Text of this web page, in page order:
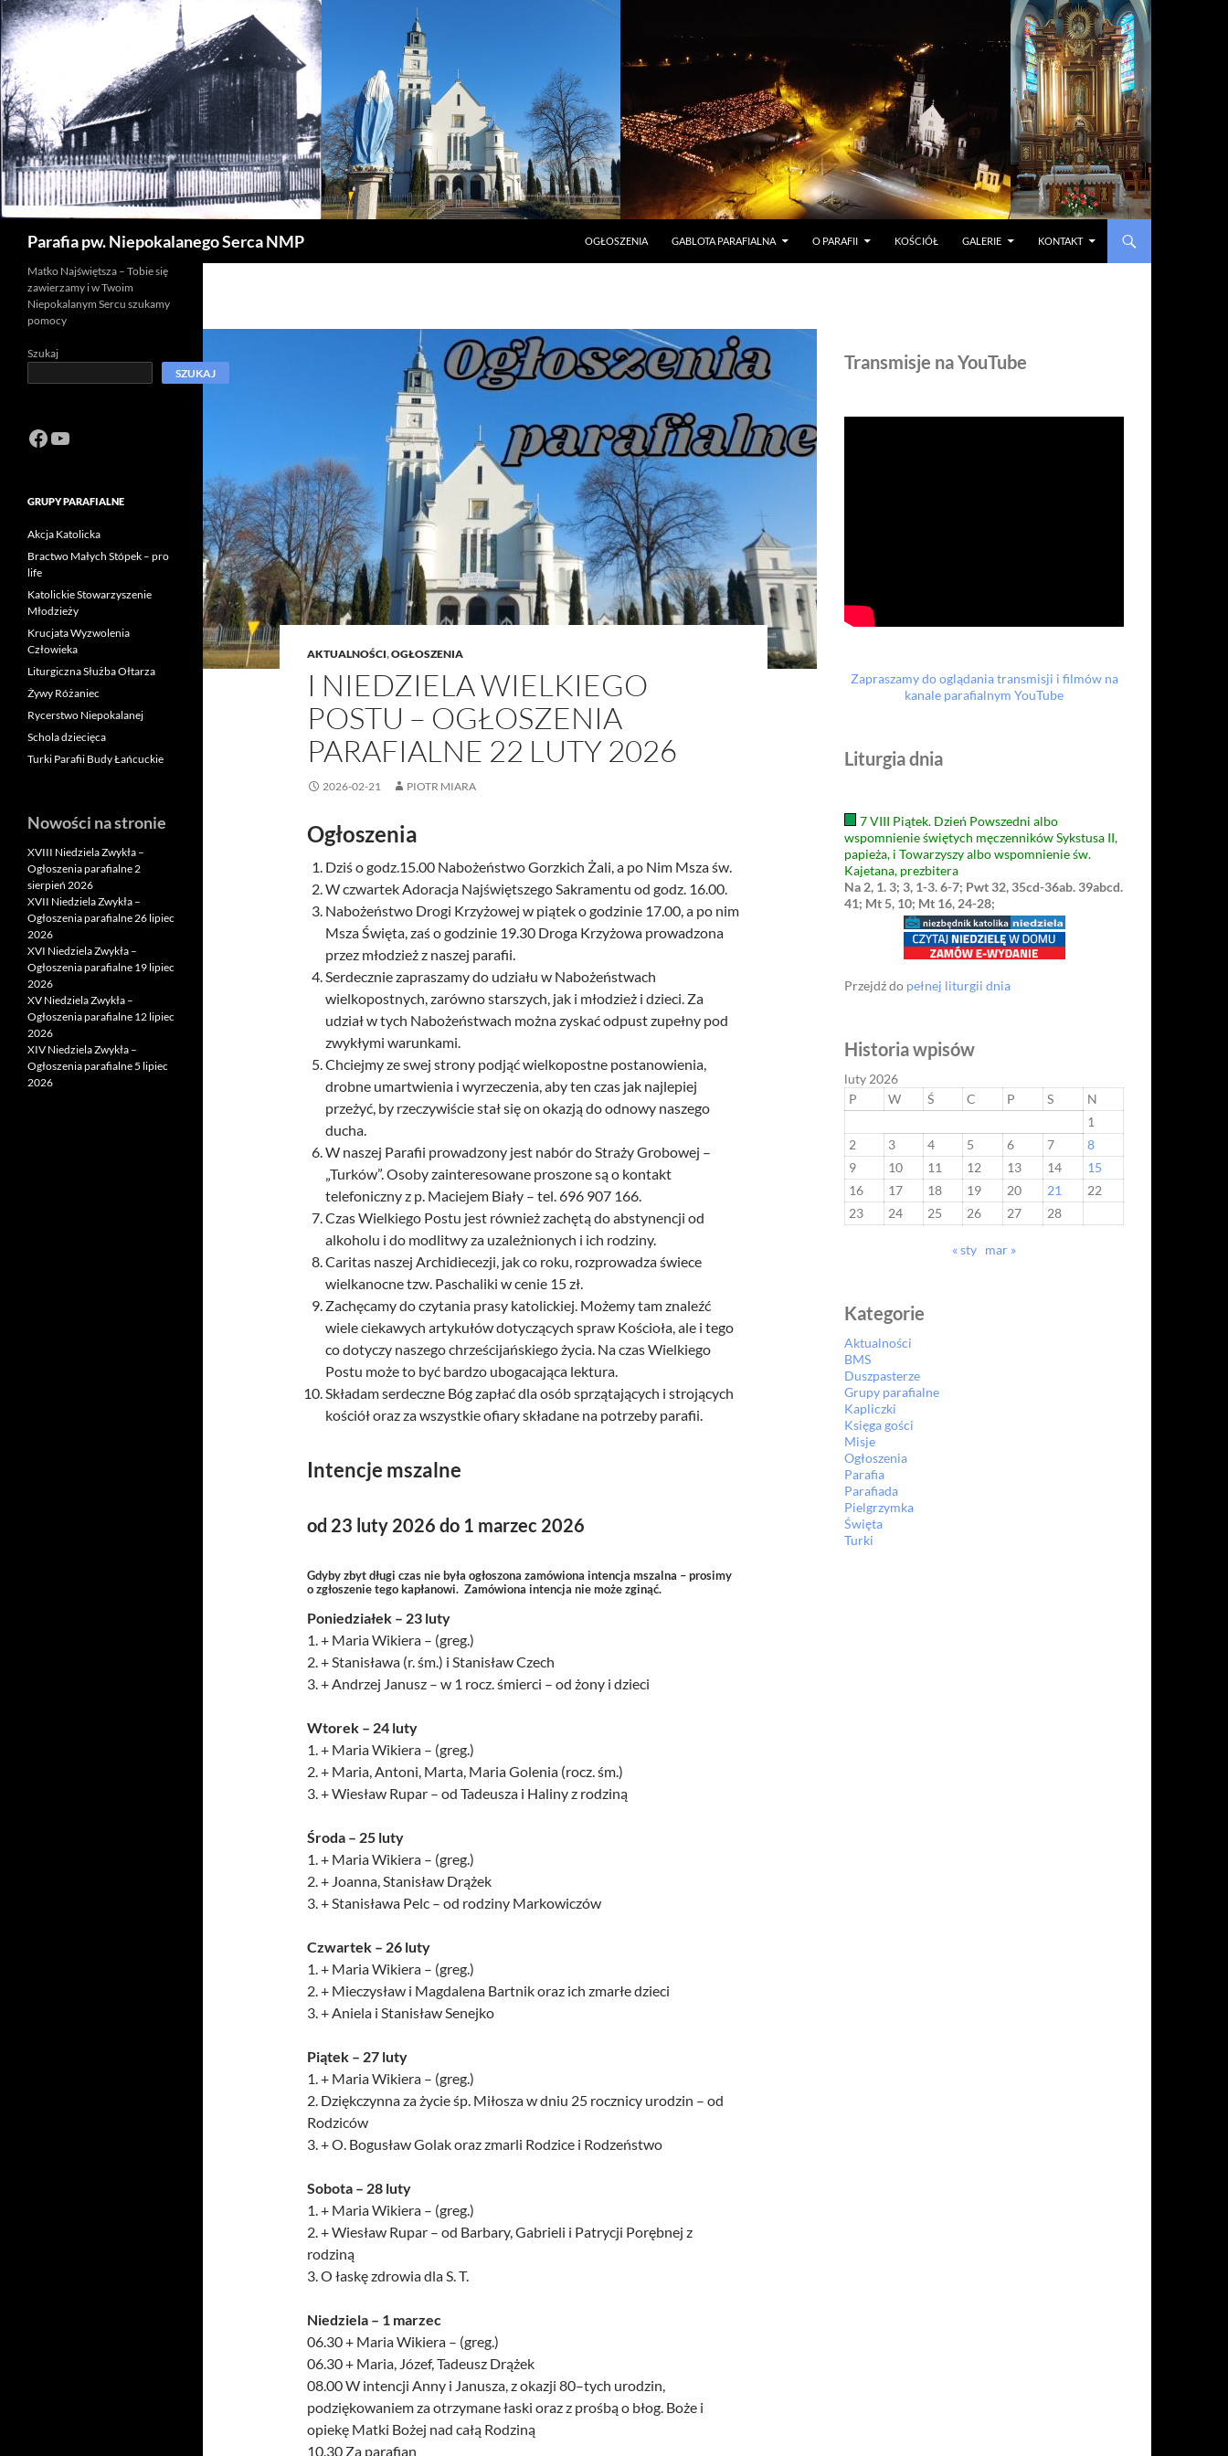
Parafia pw. Niepokalanego Serca NMP
OGŁOSZENIA
GABLOTA PARAFIALNA O PARAFII KOŚCIÓŁ GALERIE KONTAKT
AKTUALNOŚCI,OGŁOSZENIA
I NIEDZIELA WIELKIEGO
POSTU – OGŁOSZENIA
PARAFIALNE 22 LUTY 2026
2026-02-21 PIOTR MIARA
Ogłoszenia
Dziś o godz.15.00 Nabożeństwo Gorzkich Żali, a po Nim Msza św.
W czwartek Adoracja Najświętszego Sakramentu od godz. 16.00.
Nabożeństwo Drogi Krzyżowej w piątek o godzinie 17.00, a po nim
Msza Święta, zaś o godzinie 19.30 Droga Krzyżowa prowadzona
przez młodzież z naszej parafii.
Serdecznie zapraszamy do udziału w Nabożeństwach
wielkopostnych, zarówno starszych, jak i młodzież i dzieci. Za
udział w tych Nabożeństwach można zyskać odpust zupełny pod
zwykłymi warunkami.
Chciejmy ze swej strony podjąć wielkopostne postanowienia,
drobne umartwienia i wyrzeczenia, aby ten czas jak najlepiej
przeżyć, by rzeczywiście stał się on okazją do odnowy naszego
ducha.
W naszej Parafii prowadzony jest nabór do Straży Grobowej –
„Turków”. Osoby zainteresowane proszone są o kontakt
telefoniczny z p. Maciejem Biały – tel. 696 907 166.
Czas Wielkiego Postu jest również zachętą do abstynencji od
alkoholu i do modlitwy za uzależnionych i ich rodziny.
Caritas naszej Archidiecezji, jak co roku, rozprowadza świece
wielkanocne tzw. Paschaliki w cenie 15 zł.
Zachęcamy do czytania prasy katolickiej. Możemy tam znaleźć
wiele ciekawych artykułów dotyczących spraw Kościoła, ale i tego
co dotyczy naszego chrześcijańskiego życia. Na czas Wielkiego
Postu może to być bardzo ubogacająca lektura.
Składam serdeczne Bóg zapłać dla osób sprzątających i strojących
kościół oraz za wszystkie ofiary składane na potrzeby parafii.
Intencje mszalne
od 23 luty 2026 do 1 marzec 2026
Gdyby zbyt długi czas nie była ogłoszona zamówiona intencja mszalna – prosimy
o zgłoszenie tego kapłanowi. Zamówiona intencja nie może zginąć.
Poniedziałek – 23 luty
1. + Maria Wikiera – (greg.)
2. + Stanisława (r. śm.) i Stanisław Czech
3. + Andrzej Janusz – w 1 rocz. śmierci – od żony i dzieci
Wtorek – 24 luty
1. + Maria Wikiera – (greg.)
2. + Maria, Antoni, Marta, Maria Golenia (rocz. śm.)
3. + Wiesław Rupar – od Tadeusza i Haliny z rodziną
Środa – 25 luty
1. + Maria Wikiera – (greg.)
2. + Joanna, Stanisław Drążek
3. + Stanisława Pelc – od rodziny Markowiczów
Czwartek – 26 luty
1. + Maria Wikiera – (greg.)
2. + Mieczysław i Magdalena Bartnik oraz ich zmarłe dzieci
3. + Aniela i Stanisław Senejko
Piątek – 27 luty
1. + Maria Wikiera – (greg.)
2. Dziękczynna za życie śp. Miłosza w dniu 25 rocznicy urodzin – od
Rodziców
3. + O. Bogusław Golak oraz zmarli Rodzice i Rodzeństwo
Sobota – 28 luty
1. + Maria Wikiera – (greg.)
2. + Wiesław Rupar – od Barbary, Gabrieli i Patrycji Porębnej z
rodziną
3. O łaskę zdrowia dla S. T.
Niedziela – 1 marzec
06.30 + Maria Wikiera – (greg.)
06.30 + Maria, Józef, Tadeusz Drążek
08.00 W intencji Anny i Janusza, z okazji 80–tych urodzin,
podziękowaniem za otrzymane łaski oraz z prośbą o błog. Boże i
opiekę Matki Bożej nad całą Rodziną
10.30 Za parafian
Transmisje na YouTube
Zapraszamy do oglądania transmisji i filmów na
kanale parafialnym YouTube
Liturgia dnia
7 VIII Piątek. Dzień Powszedni albo
wspomnienie świętych męczenników Sykstusa II,
papieża, i Towarzyszy albo wspomnienie św.
Kajetana, prezbitera
Na 2, 1. 3; 3, 1-3. 6-7; Pwt 32, 35cd-36ab. 39abcd.
41; Mt 5, 10; Mt 16, 24-28;
Przejdź do pełnej liturgii dnia
Historia wpisów
luty 2026
P
W Ś C P S
N
1
2
3 4 5 6 7
8
9
10 11 12 13 14
15
16
17 18 19 20 21
22
23
24 25 26 27 28
« sty mar »
Kategorie
Aktualności
BMS
Duszpasterze
Grupy parafialne
Kapliczki
Księga gości
Misje
Ogłoszenia
Parafia
Parafiada
Pielgrzymka
Święta
Turki
Matko Najświętsza – Tobie się
zawierzamy i w Twoim
Niepokalanym Sercu szukamy
pomocy
Szukaj
SZUKAJ
Facebook
https://www.youtube.com/channel/UCeN8ciSo_a79igwmwNXx2qw
GRUPY PARAFIALNE
Akcja Katolicka
Bractwo Małych Stópek – pro
life
Katolickie Stowarzyszenie
Młodzieży
Krucjata Wyzwolenia
Człowieka
Liturgiczna Służba Ołtarza
Żywy Różaniec
Rycerstwo Niepokalanej
Schola dziecięca
Turki Parafii Budy Łańcuckie
Nowości na stronie
XVIII Niedziela Zwykła –
Ogłoszenia parafialne 2
sierpień 2026
XVII Niedziela Zwykła –
Ogłoszenia parafialne 26 lipiec
2026
XVI Niedziela Zwykła –
Ogłoszenia parafialne 19 lipiec
2026
XV Niedziela Zwykła –
Ogłoszenia parafialne 12 lipiec
2026
XIV Niedziela Zwykła –
Ogłoszenia parafialne 5 lipiec
2026